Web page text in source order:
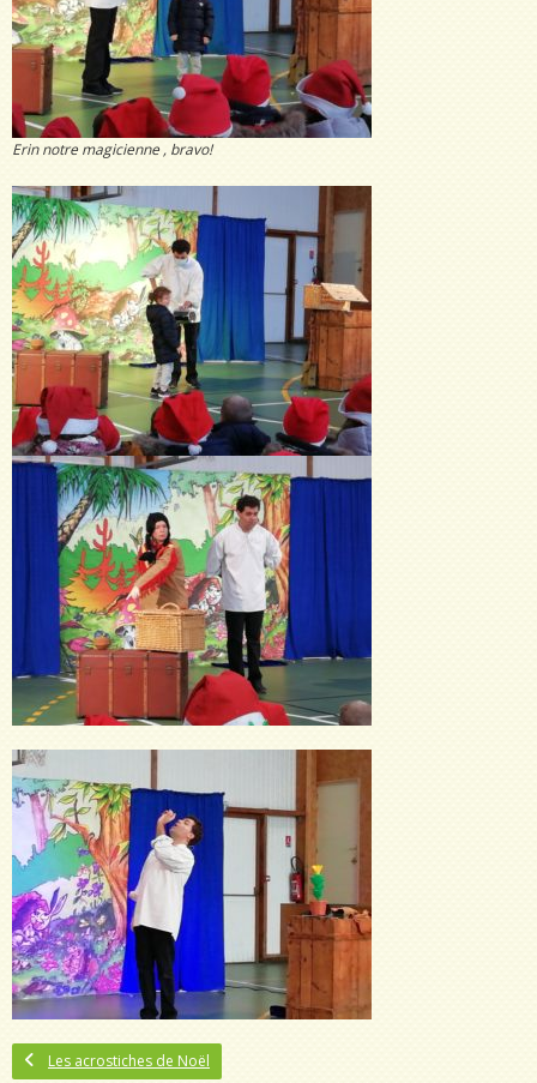
Erin notre magicienne , bravo!
Les acrostiches de Noël